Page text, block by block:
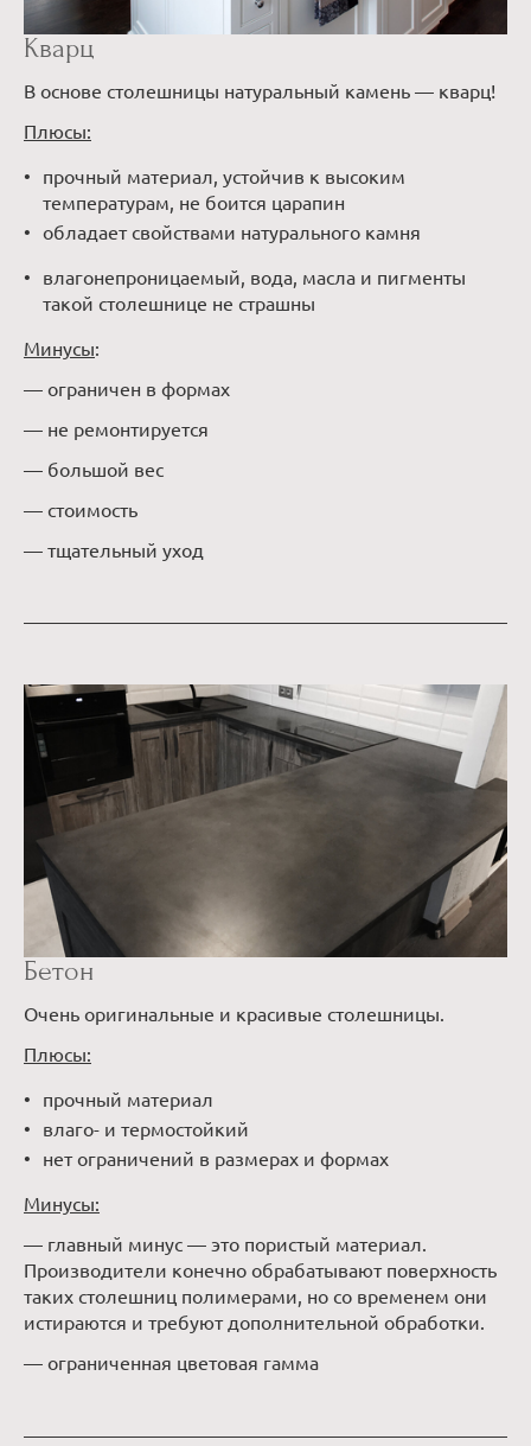
Кварц
В основе столешницы натуральный камень — кварц!
Плюсы:
прочный материал, устойчив к высоким
температурам, не боится царапин
обладает свойствами натурального камня
влагонепроницаемый, вода, масла и пигменты
такой столешнице не страшны
Минусы:
— ограничен в формах
— не ремонтируется
— большой вес
— стоимость
— тщательный уход
Бетон
Очень оригинальные и красивые столешницы.
Плюсы:
прочный материал
влаго- и термостойкий
нет ограничений в размерах и формах
Минусы:
— главный минус — это пористый материал.
Производители конечно обрабатывают поверхность
таких столешниц полимерами, но со временем они
истираются и требуют дополнительной обработки.
— ограниченная цветовая гамма